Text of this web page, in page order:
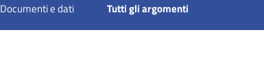
Documenti e dati Tutti gli argomenti